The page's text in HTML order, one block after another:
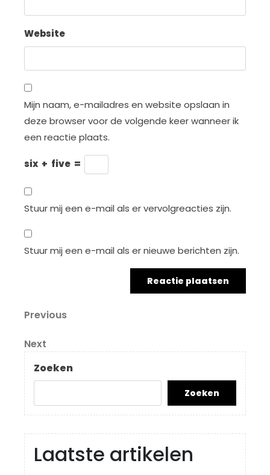
Website
Mijn naam, e-mailadres en website opslaan in
deze browser voor de volgende keer wanneer ik
een reactie plaats.
six + five =
Stuur mij een e-mail als er vervolgreacties zijn.
Stuur mij een e-mail als er nieuwe berichten zijn.
Berichtnavigatie
Previous
Previous
Next
Post
Next
Zoeken
Zoeken
Laatste artikelen